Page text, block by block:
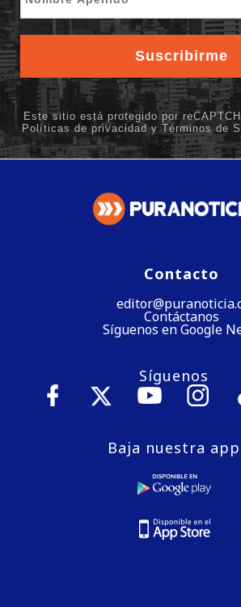
Contacto
Contáctanos
Síguenos en Google
Síguenos
Baja nuestra app